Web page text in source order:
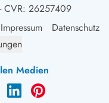
- CVR: 26257409
Impressum
Datenschutz
Medien